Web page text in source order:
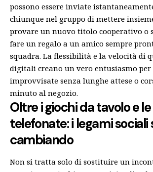
possono essere inviate
chiunque nel gruppo di mettere
provare un nuovo titolo cooperativo o
fare un regalo a un amico sempre
squadra. La flessibilità e la velocità di
digitali creano un vero entusiasmo per
improvvisate senza lunghe attese o
minuto al negozio.
Oltre i giochi da tavolo e le
telefonate: i legami sociali
cambiando
Non si tratta solo di sostituire un